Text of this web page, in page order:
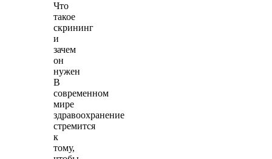
Что
такое
скрининг
и
зачем
он
нужен
В
современном
мире
здравоохранение
стремится
к
тому,